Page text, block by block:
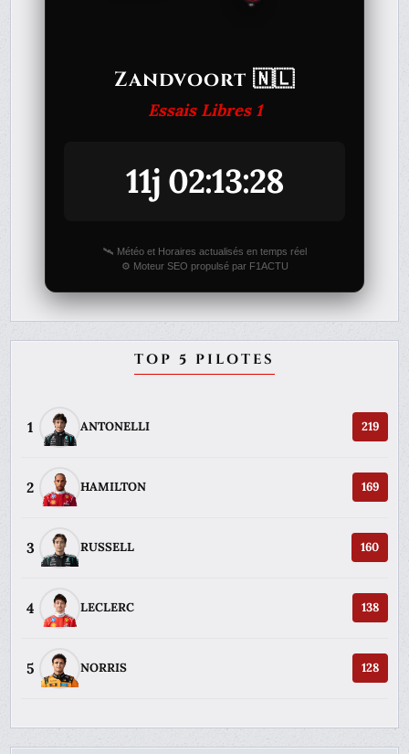
Zandvoort 🇳🇱
Essais Libres 1
11j 02:13:28
🛰️ Météo et Horaires actualisés en temps réel
⚙️ Moteur SEO propulsé par F1ACTU
TOP 5 PILOTES
1 ANTONELLI 219
2 HAMILTON 169
3 RUSSELL 160
4 LECLERC 138
5 NORRIS 128